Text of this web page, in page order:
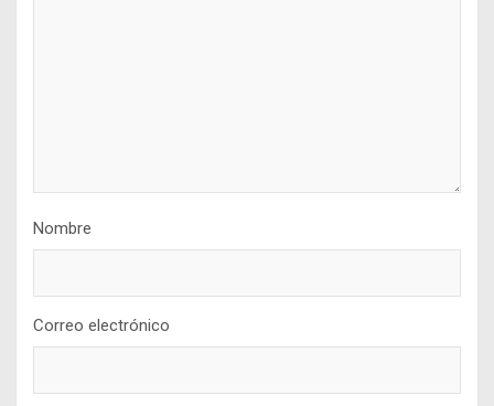
Nombre
Correo electrónico